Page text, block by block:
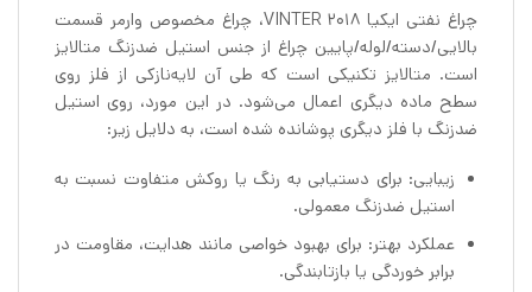
چراغ نفتی ایکیا VINTER 2018، چراغ مخصوص وارمر قسمت
بالایی/دسته/لوله/پایین چراغ از جنس استیل ضدزنگ متالایز
است. متالایز تکنیکی است که طی آن لایه‌نازکی از فلز روی
سطح ماده دیگری اعمال می‌شود. در این مورد، روی استیل
ضدزنگ با فلز دیگری پوشانده شده است، به دلایل زیر:
زیبایی: برای دستیابی به رنگ یا روکش متفاوت نسبت به
استیل ضدزنگ معمولی.
عملکرد بهتر: برای بهبود خواصی مانند هدایت، مقاومت در
برابر خوردگی یا بازتابندگی.